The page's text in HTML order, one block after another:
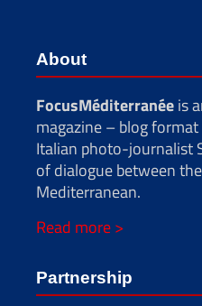
About
FocusMéditerranéeis
magazine – blog
Italian photo-journalist
of dialogue between
Mediterranean.
Read more >
Partnership